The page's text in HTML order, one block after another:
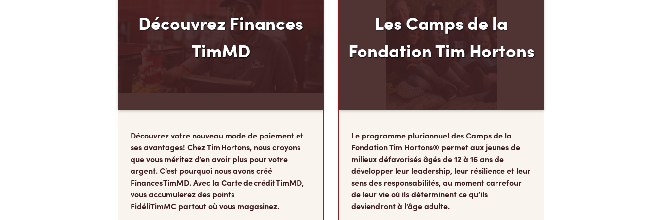
Découvrez Finances
TimMD
Découvrez votre nouveau mode de paiement et
ses avantages! Chez Tim Hortons, nous croyons
que vous méritez d’en avoir plus pour votre
argent. C’est pourquoi nous avons créé
Finances TimMD. Avec la Carte de crédit TimMD,
vous accumulerez des points
Les Camps de la
Fondation Tim Hortons
Le programme pluriannuel des Camps de la
Fondation Tim Hortons® permet aux jeunes de
milieux défavorisés âgés de 12 à 16 ans de
développer leur leadership, leur résilience et leur
sens des responsabilités, au moment carrefour
de leur vie où ils déterminent ce qu’ils